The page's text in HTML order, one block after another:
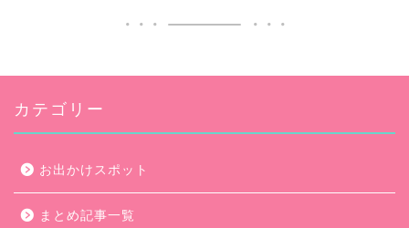
カテゴリー
お出かけスポット
まとめ記事一覧